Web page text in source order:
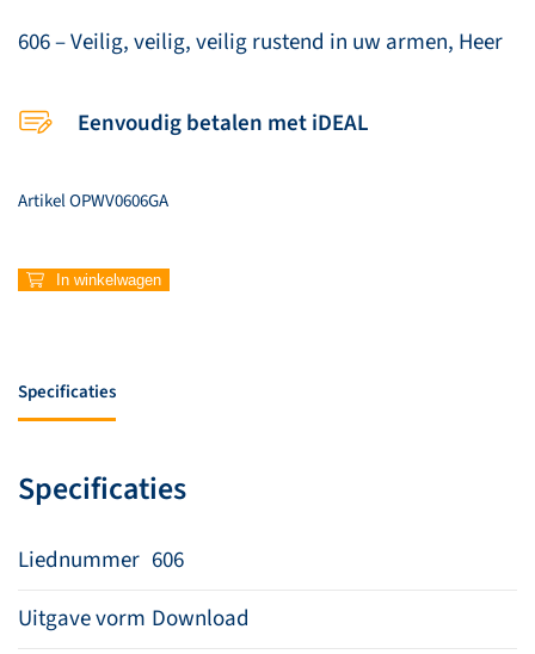
606 – Veilig, veilig, veilig rustend in uw armen, Heer
Eenvoudig betalen met iDEAL
ArtikelOPWV0606GA
606
veilig
rustend
armen,
Heer
In winkelwagen
Specificaties
Specificaties
Liednummer 606
Uitgave vorm Download